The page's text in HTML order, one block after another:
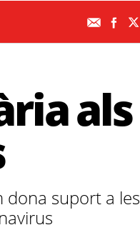
als
dona suport a les